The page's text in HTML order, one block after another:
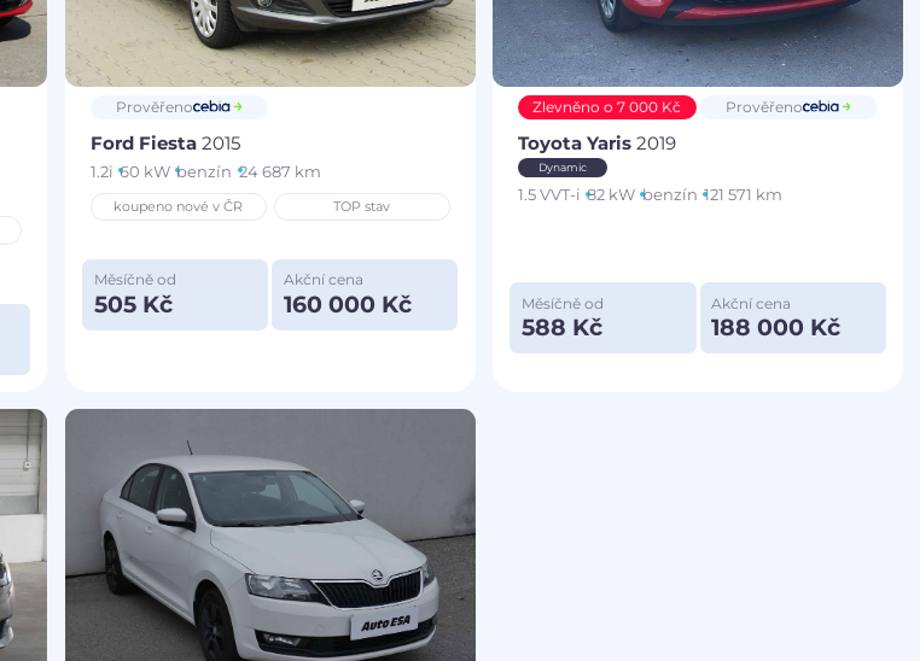
Prověřeno
Ford Fiesta 2015
1.2i 60 kW benzín 24 687 km
koupeno nové v ČR TOP stav
Měsíčně od
505 Kč
Akční cena
160 000 Kč
Zlevněno o 7 000 Kč Prověřeno
Toyota Yaris 2019
Dynamic
1.5 VVT-i 82 kW benzín 121 571 km
Měsíčně od
588 Kč
Akční cena
188 000 Kč